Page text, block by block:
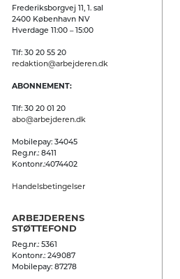
Frederiksborgvej 11, 1. sal
2400 København NV
Hverdage 11:00 – 15:00
Tlf: 30 20 55 20
redaktion@arbejderen.dk
ABONNEMENT:
Tlf: 30 20 01 20
abo@arbejderen.dk
Mobilepay: 34045
Reg.nr.: 8411
Kontonr.:4074402
Handelsbetingelser
ARBEJDERENS
STØTTEFOND
Reg.nr.: 5361
Kontonr.: 249087
Mobilepay: 87278